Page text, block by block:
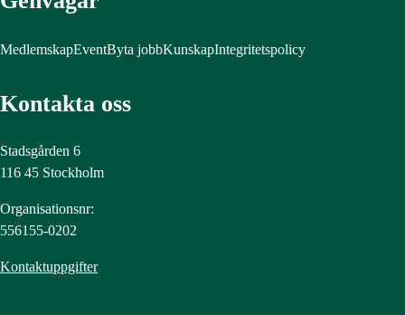
MedlemskapEventByta jobbKunskapIntegritetspolicy
Kontakta oss
Stadsgården 6
116 45 Stockholm
Organisationsnr:
556155-0202
Kontaktuppgifter